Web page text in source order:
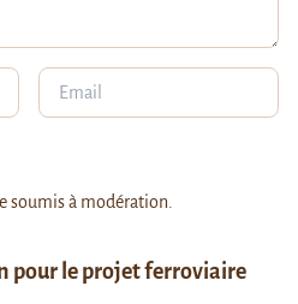
pour le projet ferroviaire
soumis à modération.